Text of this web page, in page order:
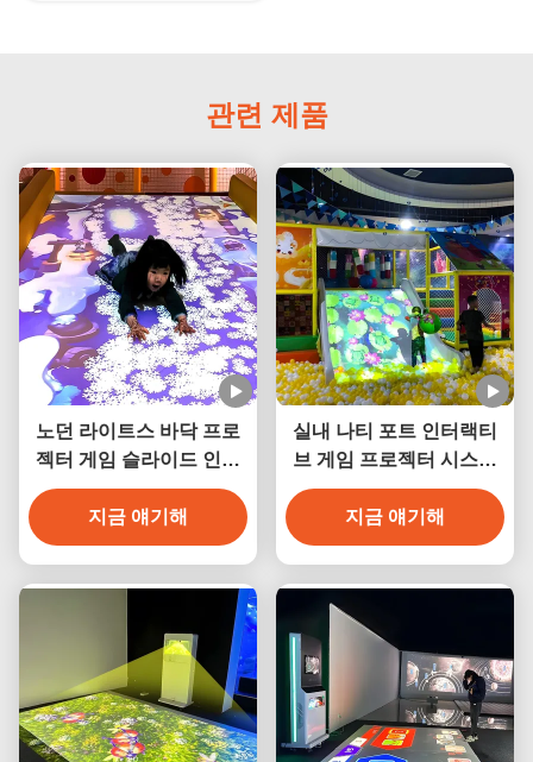
관련 제품
노던 라이트스 바닥 프로
젝터 게임 슬라이드 인터
랙티브 바닥 프로젝터 게
임
지금 얘기해
실내 나티 포트 인터랙티
브 게임 프로젝터 시스템
1024*768 해상도
지금 얘기해